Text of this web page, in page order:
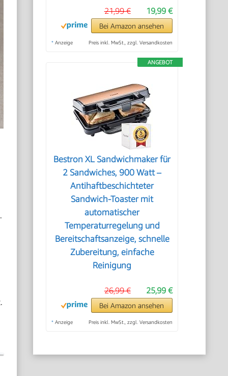
19,99 €
21,99 €
Bei Amazon ansehen
* Anzeige Preis inkl. MwSt., zzgl. Versandkosten
ANGEBOT
Bestron XL Sandwichmaker für
2 Sandwiches, 900 Watt –
Antihaftbeschichteter
Sandwich-Toaster mit
automatischer
Temperaturregelung und
Bereitschaftsanzeige, schnelle
Zubereitung, einfache
Reinigung
25,99 €
26,99 €
Bei Amazon ansehen
* Anzeige Preis inkl. MwSt., zzgl. Versandkosten